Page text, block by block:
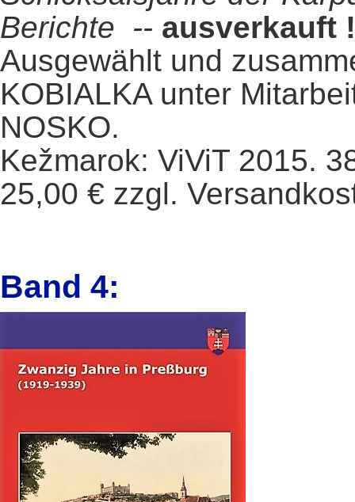
Berichte -- ausverkauft !
Ausgewählt und
KOBIALKA unter
NOSKO.
Kežmarok: ViViT 2015.
25,00 € zzgl.
Band 4: